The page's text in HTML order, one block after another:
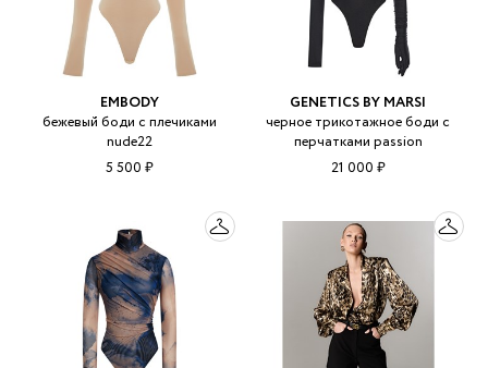
EMBODY
бежевый боди с плечиками
nude22
5 500 ₽
GENETICS BY MARSI
черное трикотажное боди с
перчатками passion
21 000 ₽